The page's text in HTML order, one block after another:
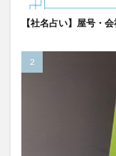
【社名占い】屋号・